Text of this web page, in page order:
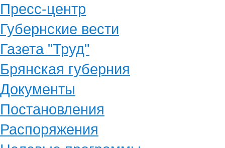
Пресс-центр
Губернские вести
Газета "Труд"
Брянская губерния
Документы
Постановления
Распоряжения